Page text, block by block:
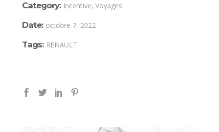
Category: Incentive, Voyages
Date: octobre 7, 2022
Tags: RENAULT